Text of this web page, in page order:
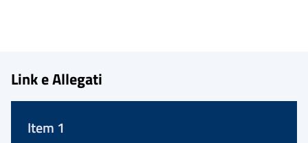
Link e Allegati
Item 1